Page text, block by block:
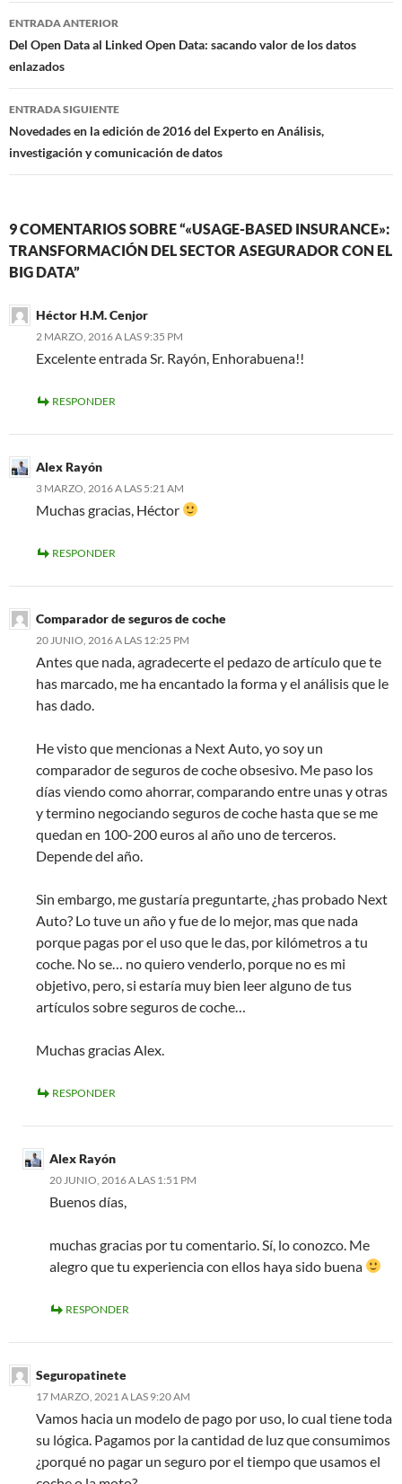
Navegación
de
entradas
ENTRADA ANTERIOR
Del Open Data al Linked Open Data: sacando valor de los datos
enlazados
ENTRADA SIGUIENTE
Novedades en la edición de 2016 del Experto en Análisis,
investigación y comunicación de datos
9 COMENTARIOS SOBRE “«USAGE-BASED INSURANCE»:
TRANSFORMACIÓN DEL SECTOR ASEGURADOR CON EL
BIG DATA”
Héctor H.M. Cenjor
2 MARZO, 2016 A LAS 9:35 PM
Excelente entrada Sr. Rayón, Enhorabuena!!
RESPONDER
Alex Rayón
3 MARZO, 2016 A LAS 5:21 AM
Muchas gracias, Héctor
RESPONDER
Comparador de seguros de coche
20 JUNIO, 2016 A LAS 12:25 PM
Antes que nada, agradecerte el pedazo de artículo que te
has marcado, me ha encantado la forma y el análisis que le
has dado.
He visto que mencionas a Next Auto, yo soy un
comparador de seguros de coche obsesivo. Me paso los
días viendo como ahorrar, comparando entre unas y otras
y termino negociando seguros de coche hasta que se me
quedan en 100-200 euros al año uno de terceros.
Depende del año.
Sin embargo, me gustaría preguntarte, ¿has probado Next
Auto? Lo tuve un año y fue de lo mejor, mas que nada
porque pagas por el uso que le das, por kilómetros a tu
coche. No se… no quiero venderlo, porque no es mi
objetivo, pero, si estaría muy bien leer alguno de tus
artículos sobre seguros de coche…
Muchas gracias Alex.
RESPONDER
Alex Rayón
20 JUNIO, 2016 A LAS 1:51 PM
Buenos días,
muchas gracias por tu comentario. Sí, lo conozco. Me
alegro que tu experiencia con ellos haya sido buena
RESPONDER
Seguropatinete
17 MARZO, 2021 A LAS 9:20 AM
Vamos hacia un modelo de pago por uso, lo cual tiene toda
su lógica. Pagamos por la cantidad de luz que consumimos
¿porqué no pagar un seguro por el tiempo que usamos el